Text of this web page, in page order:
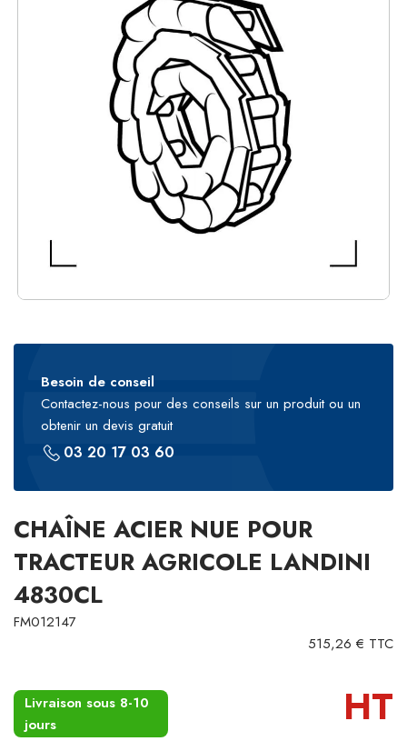
Besoin de conseil
Contactez-nous pour des conseils sur un produit ou un
obtenir un devis gratuit
03 20 17 03 60
CHAÎNE ACIER NUE POUR
TRACTEUR AGRICOLE LANDINI
4830CL
FM012147
515,26 € TTC
Livraison sous 8-10
jours
HT